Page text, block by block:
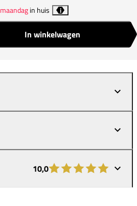
maandagin huis i
In winkelwagen
10,0